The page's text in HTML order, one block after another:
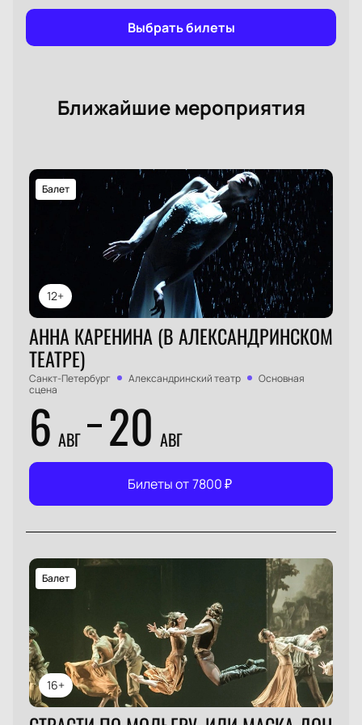
Выбрать билеты
Ближайшие мероприятия
12+
Балет
АННА КАРЕНИНА (В АЛЕКСАНДРИНСКОМ
ТЕАТРЕ)
Санкт-Петербург Александринский театр
Основная
сцена
6 АВГ 20 АВГ
Билеты от 7800₽
16+
Балет